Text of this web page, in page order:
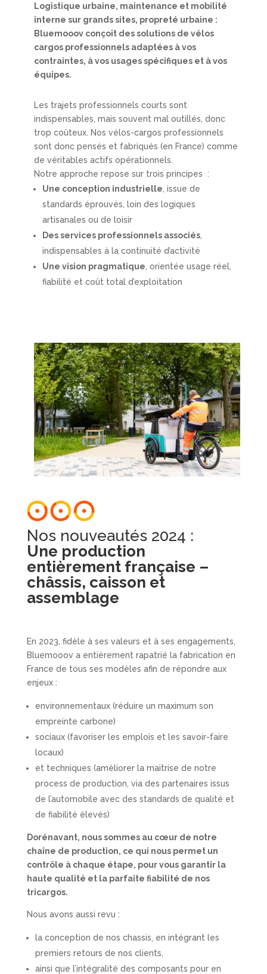
Logistique urbaine, maintenance et mobilité
interne sur grands sites, propreté urbaine :
Bluemooov conçoit des solutions de vélos
cargos professionnels adaptées à vos
contraintes, à vos usages spécifiques et à vos
équipes.
Les trajets professionnels courts sont
indispensables, mais souvent mal outillés, donc
trop coûteux. Nos vélos-cargos professionnels
sont donc pensés et fabriqués (en France) comme
de véritables actifs opérationnels.
Notre approche repose sur trois principes :
Une conception industrielle , issue de
standards éprouvés, loin des logiques
artisanales ou de loisir
Des services professionnels associés,
indispensables à la continuité d’activité
Une vision pragmatique , orientée usage réel,
fiabilité et coût total d’exploitation
Nos nouveautés 2024 :
Une production
entièrement française –
châssis, caisson et
assemblage
En 2023, fidèle à ses valeurs et à ses engagements,
Bluemooov a entièrement rapatrié la fabrication en
France de tous ses modèles afin de répondre aux
enjeux :
environnementaux (réduire un maximum son
empreinte carbone)
sociaux (favoriser les emplois et les savoir-faire
locaux)
et techniques (améliorer la maitrise de notre
process de production, via des partenaires issus
de l’automobile avec des standards de qualité et
de fiabilité élevés)
Dorénavant, nous sommes au cœur de notre
chaîne de production, ce qui nous permet un
contrôle à chaque étape, pour vous garantir la
haute qualité et la parfaite fiabilité de nos
tricargos.
Nous avons aussi revu :
la conception de nos chassis, en intégrant les
premiers retours de nos clients,
ainsi que l’intégralité des composants pour en